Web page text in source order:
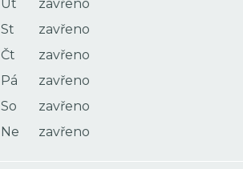
Út
zavřeno
St
zavřeno
Čt
zavřeno
Pá
zavřeno
So
zavřeno
Ne
zavřeno